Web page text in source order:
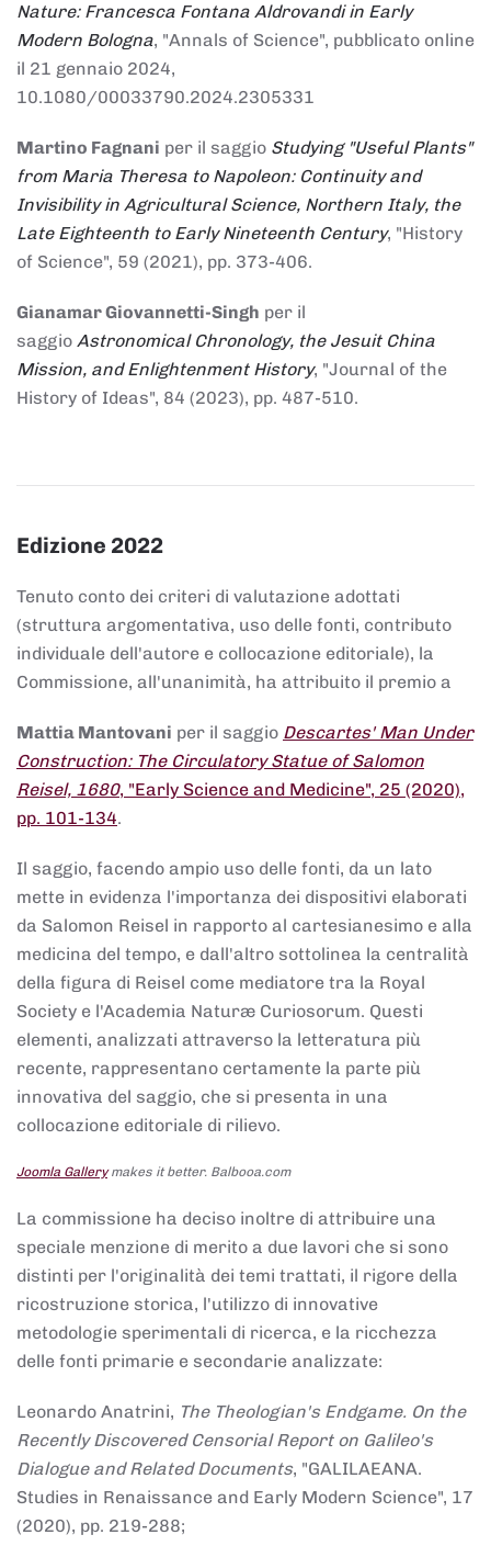
Nature: Francesca Fontana Aldrovandi in Early
Modern Bologna, "Annals of Science", pubblicato online
il 21 gennaio 2024,
10.1080/00033790.2024.2305331
Martino Fagnani per il saggio Studying "Useful Plants"
from Maria Theresa to Napoleon: Continuity and
Invisibility in Agricultural Science, Northern Italy, the
Late Eighteenth to Early Nineteenth Century, "History
of Science", 59 (2021), pp. 373-406.
Gianamar Giovannetti-Singh per il
saggio Astronomical Chronology, the Jesuit China
Mission, and Enlightenment History, "Journal of the
History of Ideas", 84 (2023), pp. 487-510.
Edizione 2022
Tenuto conto dei criteri di valutazione adottati
(struttura argomentativa, uso delle fonti, contributo
individuale dell'autore e collocazione editoriale), la
Commissione, all'unanimità, ha attribuito il premio a
Mattia Mantovani per il saggio Descartes' Man Under
Construction: The Circulatory Statue of Salomon
Reisel, 1680, "Early Science and Medicine", 25 (2020),
pp. 101-134.
Il saggio, facendo ampio uso delle fonti, da un lato
mette in evidenza l'importanza dei dispositivi elaborati
da Salomon Reisel in rapporto al cartesianesimo e alla
medicina del tempo, e dall'altro sottolinea la centralità
della figura di Reisel come mediatore tra la Royal
Society e l'Academia Naturæ Curiosorum. Questi
elementi, analizzati attraverso la letteratura più
recente, rappresentano certamente la parte più
innovativa del saggio, che si presenta in una
collocazione editoriale di rilievo.
Joomla Gallerymakes it better. Balbooa.com
La commissione ha deciso inoltre di attribuire una
speciale menzione di merito a due lavori che si sono
distinti per l'originalità dei temi trattati, il rigore della
ricostruzione storica, l'utilizzo di innovative
metodologie sperimentali di ricerca, e la ricchezza
delle fonti primarie e secondarie analizzate:
Leonardo Anatrini, The Theologian's Endgame. On the
Recently Discovered Censorial Report on Galileo's
Dialogue and Related Documents, "GALILAEANA.
Studies in Renaissance and Early Modern Science", 17
(2020), pp. 219-288;